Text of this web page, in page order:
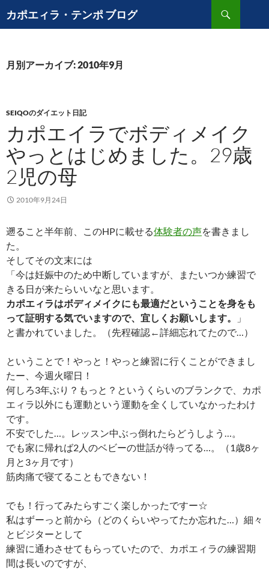
ン
ツ
プ
カポエィラ・テンポ ブログ
索
月別アーカイブ: 2010年9月
SEIQOのダイエット日記
カポエイラでボディメイク
やっとはじめました。29歳
2児の母
2010年9月24日
遡ること半年前、このHPに載せる体験者の声を書きまし
た。
そしてその文末には
「今は妊娠中のため中断していますが、またいつか練習で
きる日が来たらいいなと思います。
カポエィラはボディメイクにも最適だということを身をも
って証明する気でいますので、宜しくお願いします。
」
と書かれていました。（先程確認←詳細忘れてたので…）
ということで！やっと！やっと練習に行くことができまし
たー、今週火曜日！
何しろ3年ぶり？もっと？というくらいのブランクで、カポ
エィラ以外にも運動という運動を全くしていなかったわけ
です。
不安でした…。レッスン中ぶっ倒れたらどうしよう…。
でも家に帰れば2人のベビーの世話が待ってる…。（1歳8ヶ
月と3ヶ月です）
筋肉痛で寝てることもできない！
でも！行ってみたらすごく楽しかったですー☆
私はずーっと前から（どのくらいやってたか忘れた…）細々
とビジターとして
練習に通わさせてもらっていたので、カポエィラの練習期
間は長いのですが、